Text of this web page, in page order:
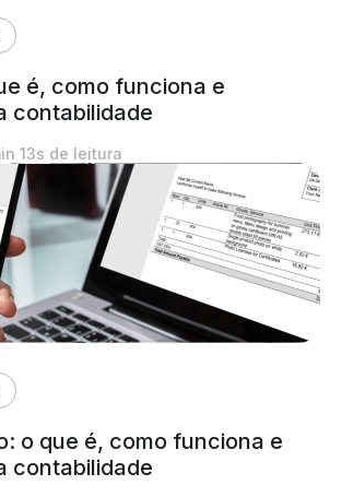
é, como funciona e
contabilidade
13s de leitura
o que é, como funciona e
contabilidade